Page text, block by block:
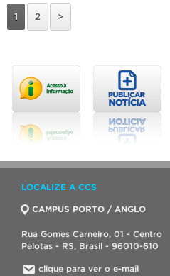
1 2 >
LOCALIZE A CCS
CAMPUS PORTO / ANGLO
Rua Gomes Carneiro, 01 - Centro
Pelotas - RS, Brasil - 96010-610
clique para ver o e-mail